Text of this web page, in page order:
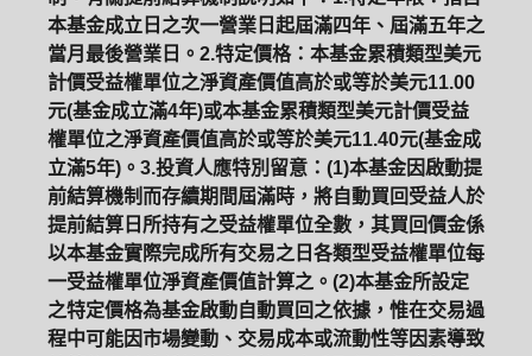
本基金成立日之次一營業日起屆滿四年、屆滿五年之
當月最後營業日。2.特定價格：本基金累積類型美元
計價受益權單位之淨資產價值高於或等於美元11.00
元(基金成立滿4年)或本基金累積類型美元計價受益
權單位之淨資產價值高於或等於美元11.40元(基金成
立滿5年)。3.投資人應特別留意：(1)本基金因啟動提
前結算機制而存續期間屆滿時，將自動買回受益人於
提前結算日所持有之受益權單位全數，其買回價金係
以本基金實際完成所有交易之日各類型受益權單位每
一受益權單位淨資產價值計算之。(2)本基金所設定
之特定價格為基金啟動自動買回之依據，惟在交易過
程中可能因市場變動、交易成本或流動性等因素導致